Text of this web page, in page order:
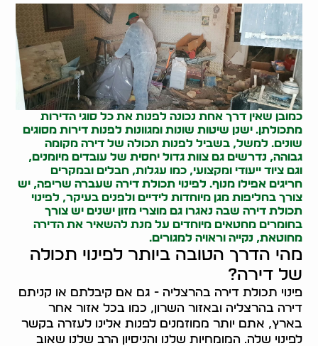
כמובן שאין דרך אחת נכונה לפנות את כל סוגי הדירות
מתכולתן. ישנן שיטות שונות ומגוונות לפנות דירות מסוגים
שונים. למשל, בשביל לפנות תכולה של דירה מקומה
גבוהה, נדרשים גם צוות גדול יחסית של עובדים מיומנים,
וגם ציוד ייעודי ומקצועי, כמו עגלות, חבלים ובמקרים
חריגים אפילו מנוף. לפינוי תכולת דירה שעברה שריפה, יש
צורך בחליפות מגן מיוחדות לידיים ולפנים בעיקר, לפינוי
תכולת דירה שבה נאגרו גם מוצרי מזון ישנים יש צורך
בחומרים מחטאים מיוחדים על מנת להשאיר את הדירה
מחוטאת, נקייה וראויה למגורים.
מהי הדרך הטובה ביותר לפינוי תכולה
של דירה?
פינוי תכולת דירה בהרצליה - גם אם קיבלתם או קניתם
דירה בהרצליה ובאזור השרון, כמו בכל אזור אחר
בארץ, אתם יותר ממוזמנים לפנות אלינו לעזרה בקשר
לפינוי שלה. המומחיות שלנו והניסיון הרב שלנו שאוב